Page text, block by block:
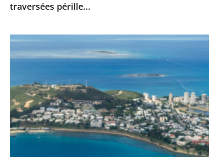
britannique
la
prévention
des
pérille...
traversées pérille...
Nouvelle-
Calédonie
juge
administratif
n’est
pas